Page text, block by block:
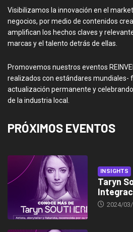
Visibilizamos la innovación en el
negocios, por medio de contenidos
amplifican los hechos claves y
marcas y el talento detrás de ellas.
Promovemos nuestros eventos
realizados con estándares mundiales-
actualización permanente y
de la industria local.
PRÓXIMOS EVENTOS
INSIGHTS
Taryn
2024/